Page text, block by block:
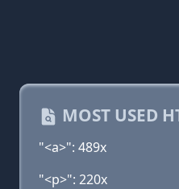
MOST USED
"<a>": 489x
"<p>": 220x